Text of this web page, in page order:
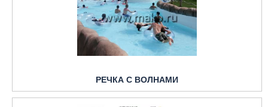
РЕЧКА С ВОЛНАМИ